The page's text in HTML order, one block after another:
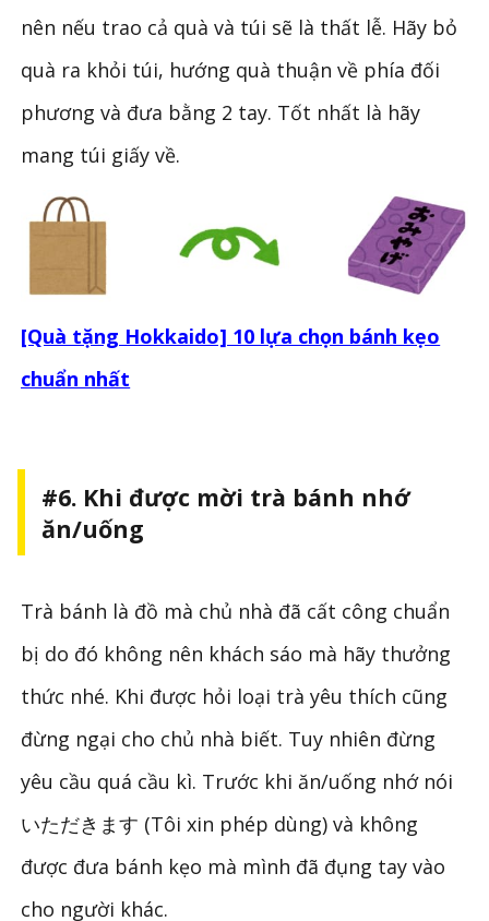
nên nếu trao cả quà và túi sẽ là thất lễ. Hãy bỏ
quà ra khỏi túi, hướng quà thuận về phía đối
phương và đưa bằng 2 tay. Tốt nhất là hãy
mang túi giấy về.
[Quà tặng Hokkaido] 10 lựa chọn bánh kẹo
chuẩn nhất
#6. Khi được mời trà bánh nhớ
ăn/uống
Trà bánh là đồ mà chủ nhà đã cất công chuẩn
bị do đó không nên khách sáo mà hãy thưởng
thức nhé. Khi được hỏi loại trà yêu thích cũng
đừng ngại cho chủ nhà biết. Tuy nhiên đừng
yêu cầu quá cầu kì. Trước khi ăn/uống nhớ nói
いただきます (Tôi xin phép dùng) và không
được đưa bánh kẹo mà mình đã đụng tay vào
cho người khác.